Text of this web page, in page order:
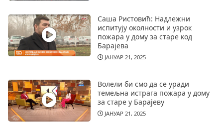
Саша Ристовић: Надлежни
испитују околности и узрок
пожара у дому за старе код
Барајева
ЈАНУАР 21, 2025
Волели би смо да се уради
темељна истрага пожара у дому
за старе у Барајеву
ЈАНУАР 21, 2025